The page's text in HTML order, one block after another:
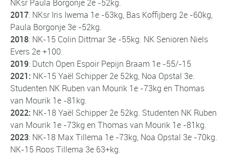
NKsrPaula Borgonje 2e -52kg.
2017: NKsrIris Iwema 1e -63kg, Bas Koffijberg 2e -60kg,
Paula Borgonje 3e -52kg.
2018: NK-15 Colin Dittmar 3e -55kg. NK Senioren Niels
Evers 2e +100.
2019: Dutch Open EspoirPepijn Braam 1e -55/-15
2021: NK-15 Yaël Schipper 2e 52kg, Noa Opstal 3e.
Studenten NK Ruben van Mourik 1e -73kg en Thomas
van Mourik 1e -81kg.
2022: NK-18 Yaël Schipper 2e 52kg. Studenten NK Ruben
van Mourik 1e -73kg en Thomas van Mourik 1e -81kg.
2023: NK-18 Max Tillema 1e -73kg, Noa Opstal 3e -70kg.
NK-15 Roos Tillema 3e 63+kg.